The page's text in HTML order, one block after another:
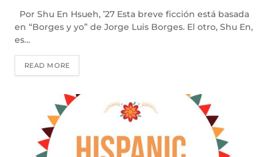
Por Shu En Hsueh, ’27 Esta breve ficción está basada
en “Borges y yo” de Jorge Luis Borges. El otro, Shu En,
es…
READ MORE